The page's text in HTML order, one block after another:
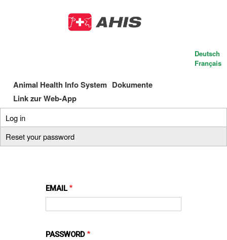
to
Deutsch
Français
Main
navigation
Animal Health Info System Dokumente
Link zur Web-App
Primary
tabs
Log in
Reset your password
EMAIL
PASSWORD